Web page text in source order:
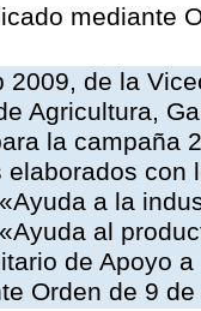
mediante
2009, de la
Agricultura,
la campaña
elaborados
a la
al
de Apoyo
Orden de 9